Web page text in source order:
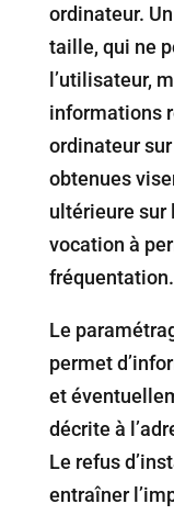
ordinateur.
taille, qui ne
l’utilisateur,
informations
ordinateur
obtenues
ultérieure sur
vocation à
fréquentation.
Le
permet
et
décrite à
Le refus
entraîner